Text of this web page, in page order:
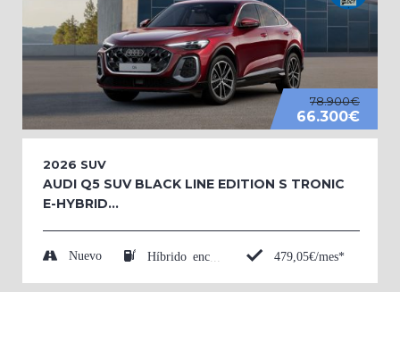
78.900€
66.300€
2026 SUV
AUDI Q5 SUV BLACK LINE EDITION S TRONIC
E-HYBRID...
Nuevo 479,05€/mes*